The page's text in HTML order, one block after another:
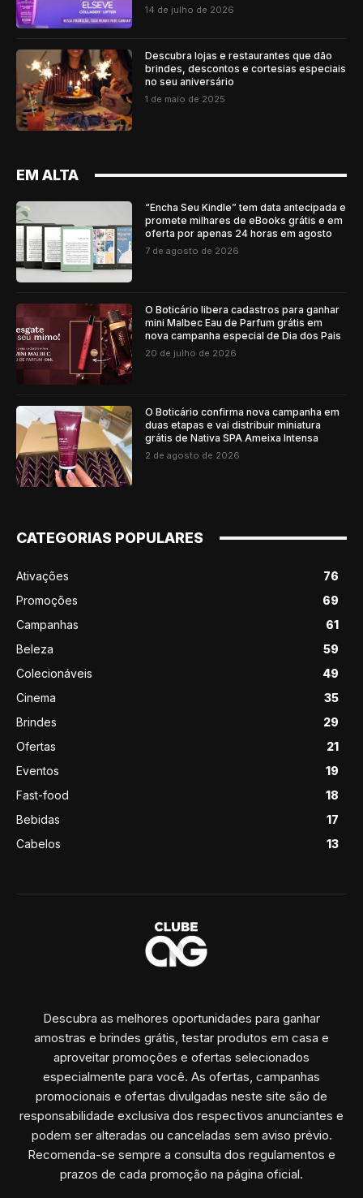
14 de julho de 2026
Descubra lojas e restaurantes que dão
brindes, descontos e cortesias especiais
no seu aniversário
1 de maio de 2025
EM ALTA
“Encha Seu Kindle” tem data antecipada e
promete milhares de eBooks grátis e em
oferta por apenas 24 horas em agosto
7 de agosto de 2026
O Boticário libera cadastros para ganhar
mini Malbec Eau de Parfum grátis em
nova campanha especial de Dia dos Pais
20 de julho de 2026
O Boticário confirma nova campanha em
duas etapas e vai distribuir miniatura
grátis de Nativa SPA Ameixa Intensa
2 de agosto de 2026
CATEGORIAS POPULARES
Ativações
76
Promoções
69
Campanhas
61
Beleza
59
Colecionáveis
49
Cinema
35
Brindes
29
Ofertas
21
Eventos
19
Fast-food
18
Bebidas
17
Cabelos
13
Descubra as melhores oportunidades para ganhar
amostras e brindes grátis, testar produtos em casa e
aproveitar promoções e ofertas selecionados
especialmente para você. As ofertas, campanhas
promocionais e ofertas divulgadas neste site são de
responsabilidade exclusiva dos respectivos anunciantes e
podem ser alteradas ou canceladas sem aviso prévio.
Recomenda-se sempre a consulta dos regulamentos e
prazos de cada promoção na página oficial.